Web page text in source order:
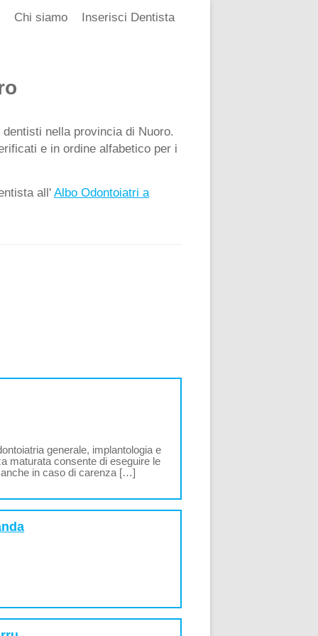
Inserisci Dentista
Chi siamo
nella provincia di Nuoro.
e in ordine alfabetico per i
all'Albo Odontoiatri a
generale, implantologia e
maturata consente di eseguire le
in caso di carenza […]